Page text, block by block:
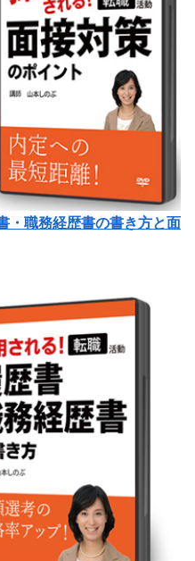
職務経歴書の書き方と面